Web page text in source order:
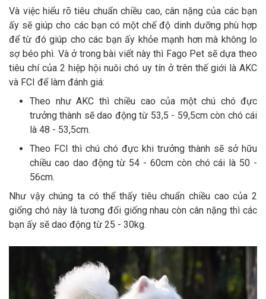
Và việc hiểu rõ tiêu chuẩn chiều cao, cân nặng của các bạn
ấy sẽ giúp cho các bạn có một chế độ dinh dưỡng phù hợp
để từ đó giúp cho các bạn ấy khỏe mạnh hơn mà không lo
sợ béo phì. Và ở trong bài viết này thì Fago Pet sẽ dựa theo
tiêu chí của 2 hiệp hội nuôi chó uy tín ở trên thế giới là AKC
và FCI để làm đánh giá:
Theo như AKC thì chiều cao của một chú chó đực
trưởng thành sẽ dao động từ 53,5 - 59,5cm còn chó cái
là 48 - 53,5cm.
Theo FCI thì chú chó đực khi trưởng thành sẽ sở hữu
chiều cao dao động từ 54 - 60cm còn chó cái là 50 -
56cm.
Như vậy chúng ta có thể thấy tiêu chuẩn chiều cao của 2
giống chó này là tương đối giống nhau còn cân nặng thì các
bạn ấy sẽ dao động từ 25 - 30kg.